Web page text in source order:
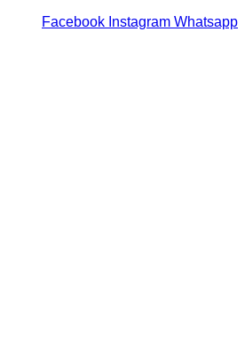
Facebook Instagram Whatsapp